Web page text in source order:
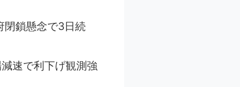
閉鎖懸念で3日続
速で利下げ観測強